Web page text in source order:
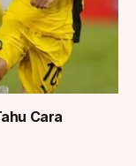
Cara